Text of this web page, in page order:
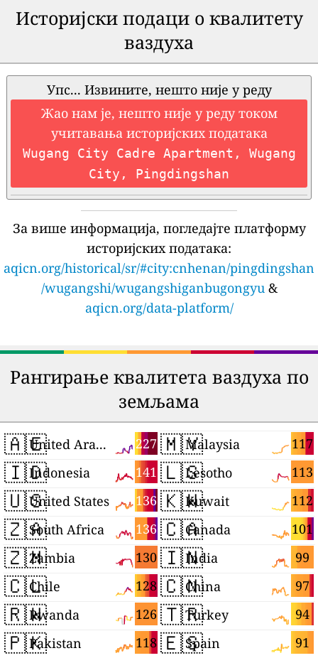
Историјски подаци о квалитету
ваздуха
Упс... Извините, нешто није у реду
Жао нам је, нешто није у реду током
учитавања историјских података
Wugang City Cadre Apartment, Wugang
City, Pingdingshan
За више информација, погледајте платформу
историјских података:
aqicn.org/historical/sr/#city:cnhenan/pingdingshan
/wugangshi/wugangshiganbugongyu&
aqicn.org/data-platform/
Рангирање квалитета ваздуха по
земљама
🇦🇪 227
United Arab Emirates
🇮🇩 141
Indonesia
🇺🇸 136
United States
🇿🇦 136
South Africa
🇿🇲 130
Zambia
🇨🇱 128
Chile
🇷🇼 126
Rwanda
🇵🇰 118
Pakistan
🇲🇾 117
Malaysia
🇱🇸 113
Lesotho
🇰🇼 112
Kuwait
🇨🇦 101
Canada
🇮🇳 99
India
🇨🇳 97
China
🇹🇷 94
Turkey
🇪🇸 91
Spain